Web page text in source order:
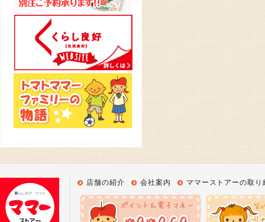
店舗の紹介 会社案内 ママーストアーの取り